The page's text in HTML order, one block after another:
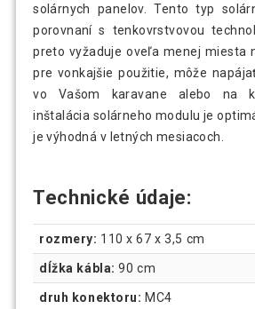
solárnych panelov. Tento typ
porovnaní s tenkovrstvovou
preto vyžaduje oveľa menej miesta
pre vonkajšie použitie, môže
vo Vašom karavane alebo na
inštalácia solárneho modulu je
je výhodná v letných mesiacoch.
Technické údaje:
rozmery: 110 x 67 x 3,5 cm
dĺžka kábla: 90 cm
druh konektoru: MC4